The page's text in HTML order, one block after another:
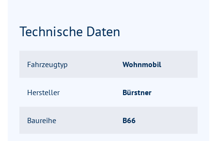
Technische Daten
Fahrzeugtyp Wohnmobil
Hersteller Bürstner
Baureihe B66